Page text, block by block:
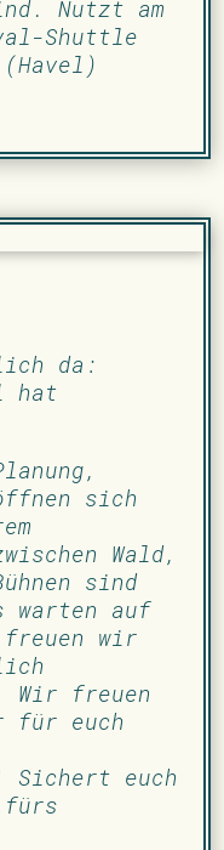
Nutzt am
Shuttle
da:
hat
sich
Wald,
sind
warten auf
wir
Wir freuen
für euch
Sichert euch